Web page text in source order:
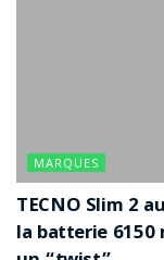
MARQUES
TECNO Slim 2
la batterie